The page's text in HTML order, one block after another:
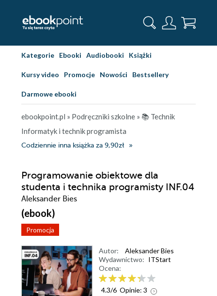
Kategorie Ebooki Audiobooki Książki
Kursy video Promocje Nowości Bestsellery
Darmowe ebooki
ebookpoint.pl » Podręczniki szkolne » 📚 Technik
Informatyk i technik programista
Codziennie inna książka za 9,90zł
Programowanie obiektowe dla
studenta i technika programisty INF.04
Aleksander Bies
(ebook)
Promocja
Autor:
Aleksander Bies
Wydawnictwo: ITStart
Ocena:
4.3/6 Opinie: 3